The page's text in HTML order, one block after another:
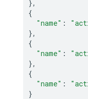
},
{
"name" :
},
{
"name" :
},
{
"name" :
}